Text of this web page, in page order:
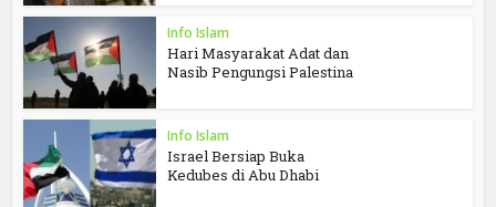
Info Islam
Hari Masyarakat Adat dan
Nasib Pengungsi Palestina
Info Islam
Israel Bersiap Buka
Kedubes di Abu Dhabi